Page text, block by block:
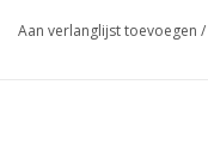
Aan verlanglijst toevoegen /